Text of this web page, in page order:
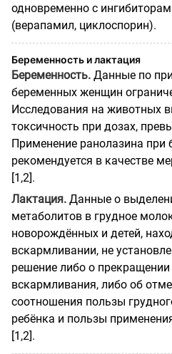
одновременно с
(верапамил, циклоспорин).
Беременность и лактация
Беременность. Данные по
беременных женщин
Исследования на животных
токсичность при дозах,
Применение ранолазина при
рекомендуется в качестве
[1,2].
Лактация. Данные о
метаболитов в грудное
новорождённых и детей,
вскармливании, не
решение либо о прекращении
вскармливания, либо об
соотношения пользы
ребёнка и пользы
[1,2].